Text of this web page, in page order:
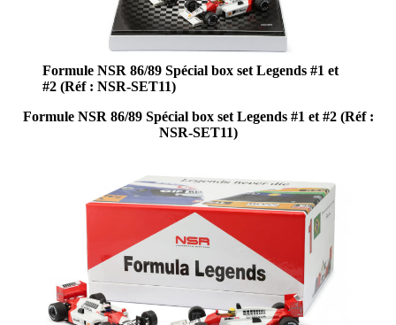
Formule NSR 86/89 Spécial box set Legends #1 et
#2 (Réf : NSR-SET11)
Formule NSR 86/89 Spécial box set Legends #1 et #2 (Réf :
NSR-SET11)